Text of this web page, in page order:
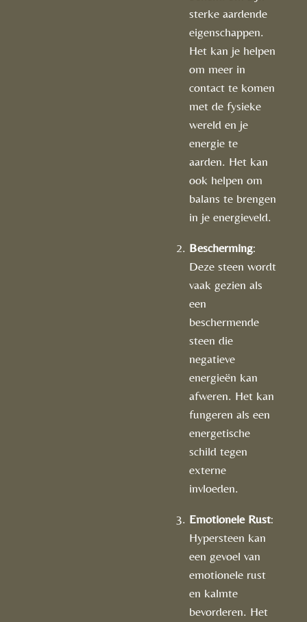
sterke aardende
eigenschappen.
Het kan je helpen
om meer in
contact te komen
met de fysieke
wereld en je
energie te
aarden. Het kan
ook helpen om
balans te brengen
in je energieveld.
Bescherming:
Deze steen wordt
vaak gezien als
een
beschermende
steen die
negatieve
energieën kan
afweren. Het kan
fungeren als een
energetische
schild tegen
externe
invloeden.
Emotionele Rust:
Hypersteen kan
een gevoel van
emotionele rust
en kalmte
bevorderen. Het